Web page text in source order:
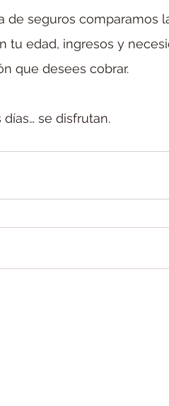
de seguros comparamos
tu edad, ingresos y
que desees cobrar.
se disfrutan.